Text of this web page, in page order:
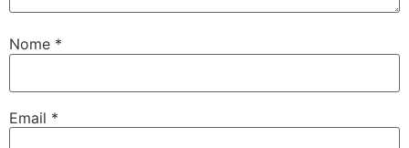
Nome *
Email *